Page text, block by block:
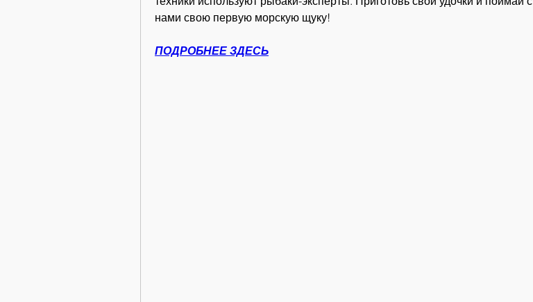
нами свою первую морскую щуку!
ПОДРОБНЕЕ ЗДЕСЬ